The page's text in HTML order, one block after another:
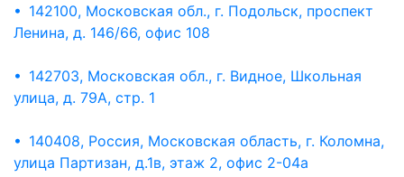
• 142100, Московская обл., г. Подольск, проспект
Ленина, д. 146/66, офис 108
• 142703, Московская обл., г. Видное, Школьная
улица, д. 79А, стр. 1
• 140408, Россия, Московская область, г. Коломна,
улица Партизан, д.1в, этаж 2, офис 2-04а